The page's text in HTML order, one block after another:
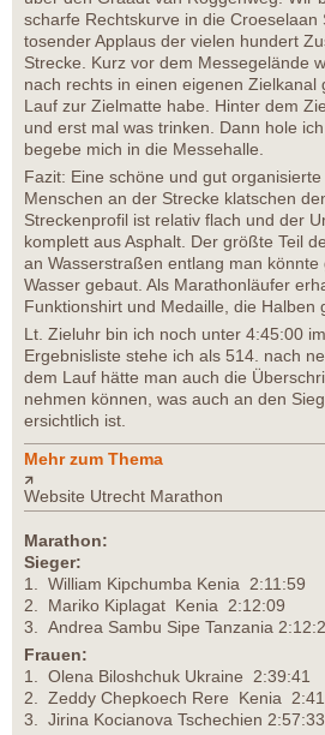
scharfe Rechtskurve in die Croeselaan
tosender Applaus der vielen hundert
Strecke. Kurz vor dem Messegelände
nach rechts in einen eigenen Zielkanal
Lauf zur Zielmatte habe. Hinter dem
und erst mal was trinken. Dann hole
begebe mich in die Messehalle.
Fazit: Eine schöne und gut
Menschen an der Strecke klatschen
Streckenprofil ist relativ flach und der
komplett aus Asphalt. Der größte Teil
an Wasserstraßen entlang man
Wasser gebaut. Als Marathonläufer
Funktionshirt und Medaille, die Halben
Lt. Zieluhr bin ich noch unter 4:45:00
Ergebnisliste stehe ich als 514. nach
dem Lauf hätte man auch die
nehmen können, was auch an den
ersichtlich ist.
Mehr zum Thema
Website Utrecht Marathon
Marathon:
Sieger:
1. William Kipchumba Kenia 2:11:59
2. Mariko Kiplagat Kenia 2:12:09
3. Andrea Sambu Sipe Tanzania
Frauen:
1. Olena Biloshchuk Ukraine 2:39:41
2. Zeddy Chepkoech Rere Kenia
3. Jirina Kocianova Tschechien 2:57:33